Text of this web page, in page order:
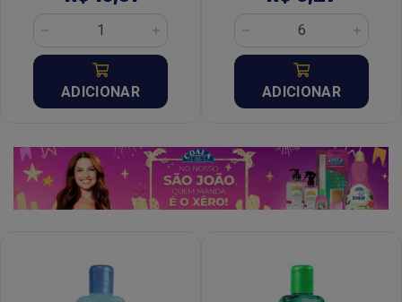
ADICIONAR ADICIONAR